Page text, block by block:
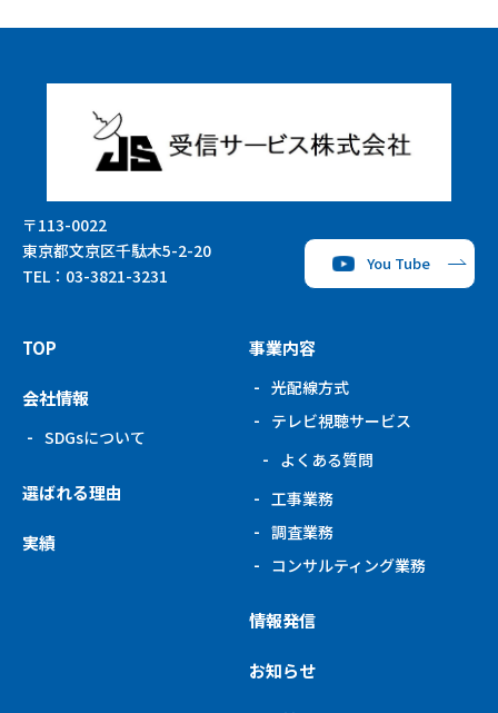
〒113-0022
東京都文京区千駄木5-2-20
TEL： 03-3821-3231
You Tube
TOP
会社情報
SDGsについて
選ばれる理由
実績
事業内容
光配線方式
テレビ視聴サービス
よくある質問
工事業務
調査業務
コンサルティング業務
情報発信
お知らせ